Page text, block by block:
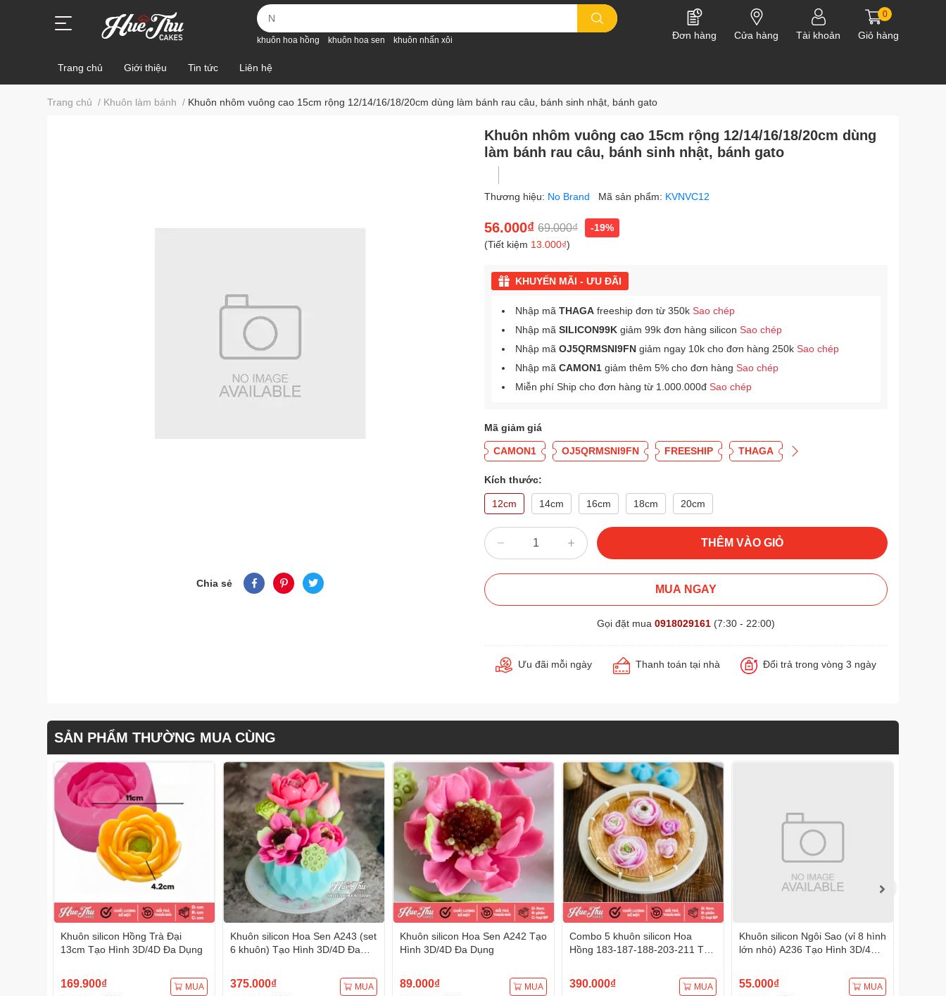
khuôn hoa hồng khuôn hoa sen khuôn nhấn xôi Đơn hàng Cửa hàng Tài khoản
0
Giỏ hàng
Trang chủ Giới thiệu Tin tức Liên hệ
Trang chủ / Khuôn làm bánh / Khuôn nhôm vuông cao 15cm rộng 12/14/16/18/20cm dùng làm bánh rau câu, bánh sinh nhật, bánh gato
Chia sẻ
Khuôn nhôm vuông cao 15cm rộng 12/14/16/18/20cm dùng
làm bánh rau câu, bánh sinh nhật, bánh gato
Thương hiệu: No Brand Mã sản phẩm: KVNVC12
56.000₫ 69.000₫
-19%
(Tiết kiệm 13.000₫)
KHUYẾN MÃI - ƯU ĐÃI
Nhập mã THAGA freeship đơn từ 350k Sao chép
Nhập mã SILICON99K giảm 99k đơn hàng silicon Sao chép
Nhập mã OJ5QRMSNI9FN giảm ngay 10k cho đơn hàng 250k Sao chép
Nhập mã CAMON1 giảm thêm 5% cho đơn hàng Sao chép
Miễn phí Ship cho đơn hàng từ 1.000.000đ Sao chép
Mã giảm giá
CAMON1 OJ5QRMSNI9FN FREESHIP THAGA
Kích thước:
12cm 14cm 16cm 18cm 20cm
THÊM VÀO GIỎ
MUA NGAY
Gọi đặt mua 0918029161 (7:30 - 22:00)
Ưu đãi mỗi ngày Thanh toán tại nhà Đổi trả trong vòng 3 ngày
SẢN PHẨM THƯỜNG MUA CÙNG
Khuôn silicon Hồng Trà Đại
13cm Tạo Hình 3D/4D Đa Dụng
169.900₫ MUA
Khuôn silicon Hoa Sen A243 (set
6 khuôn) Tạo Hình 3D/4D Đa
375.000₫ MUA
Khuôn silicon Hoa Sen A242 Tạo
Hình 3D/4D Đa Dụng
89.000₫ MUA
Combo 5 khuôn silicon Hoa
Hồng 183-187-188-203-211 Tạo
390.000₫ MUA
Khuôn silicon Ngôi Sao (vỉ 8 hình
lớn nhỏ) A236 Tạo Hình 3D/4D
55.000₫ MUA